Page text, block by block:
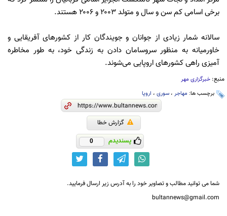
برخی اسامی کم سن و سال و متولد ۲۰۰۳ و ۲۰۰۶ هستند.
سالانه شمار زیادی از جوانان و جویندگان کار از کشورهای آفریقایی و
خاورمیانه به منظور سروسامان دادن به زندگی خود، به طور مخاطره
آمیزی راهی کشورهای اروپایی می‌شوند.
منبع: خبرگزاری مهر
برچسب ها: مهاجر ، سوری ، اروپا
گزارش خطا
پسندیدم 0
شما می توانید مطالب و تصاویر خود را به آدرس زیر ارسال فرمایید.
bultannews@gmail.com